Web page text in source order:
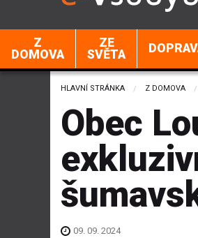
Z
DOMOVA
ZE
SVĚTA
HLAVNÍ STRÁNKA Z DOMOVA
Obec
09. 09. 2024